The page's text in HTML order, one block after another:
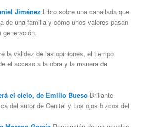
Jiménez Libro sobre una canallada que
de una familia y cómo unos valores pasan
generación.
la validez de las opiniones, el tiempo
el acceso a la obra y la manera de
el cielo, de Emilio BuesoBrillante
del autor de Cenital y Los ojos bizcos del